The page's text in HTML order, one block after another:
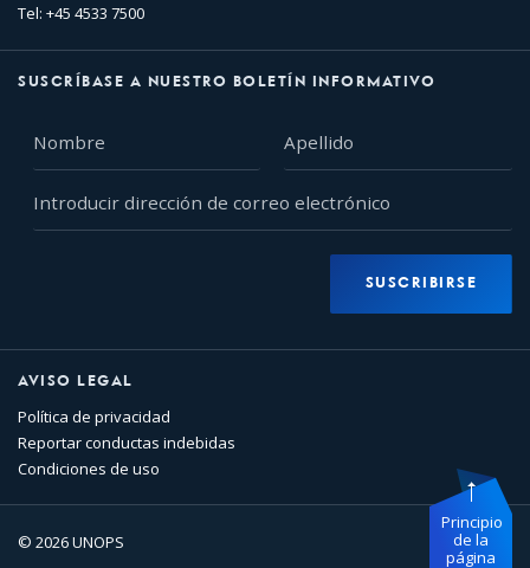
Tel: +45 4533 7500
SUSCRÍBASE A NUESTRO BOLETÍN INFORMATIVO
dirección
SUSCRIBIRSE
AVISO LEGAL
Política de privacidad
Reportar conductas indebidas
Condiciones de uso
© 2026 UNOPS
Principio
de la
página